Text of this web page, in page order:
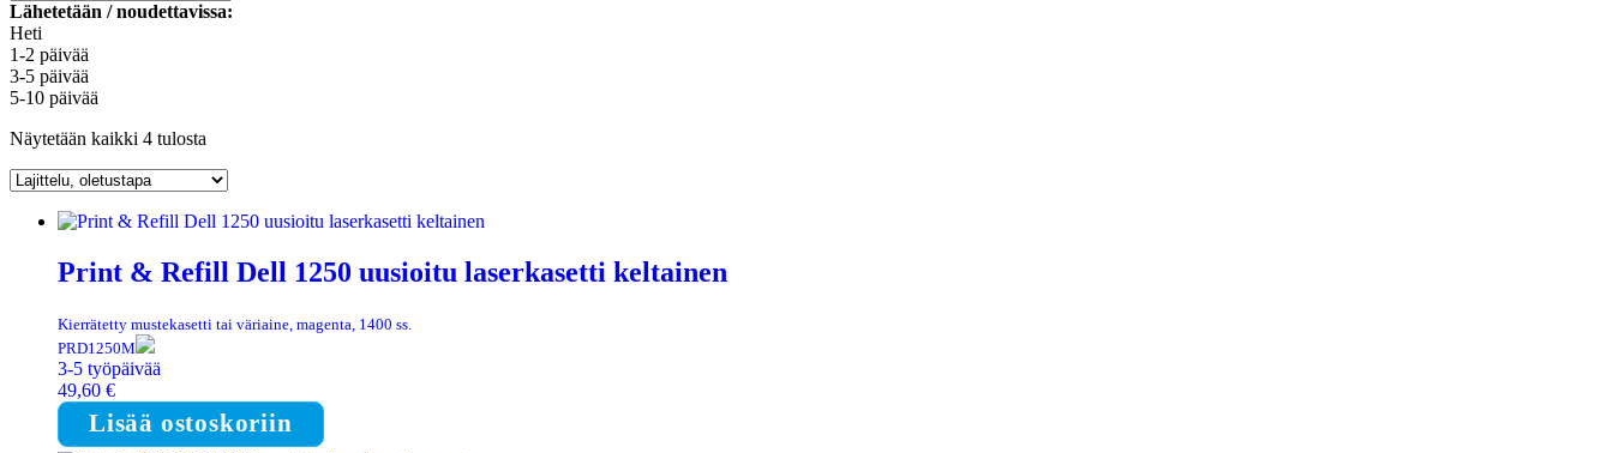
Lähetetään / noudettavissa:
Heti
1-2 päivää
3-5 päivää
5-10 päivää
Näytetään kaikki 4 tulosta
Print & Refill Dell 1250 uusioitu laserkasetti keltainen
Kierrätetty mustekasetti tai väriaine, magenta, 1400 ss.
PRD1250M
3-5 työpäivää
49,60 €
Lisää ostoskoriin